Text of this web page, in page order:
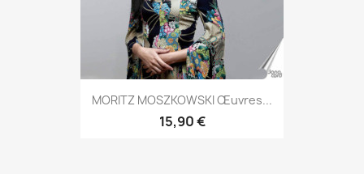
MORITZ MOSZKOWSKI Œuvres...
15,90 €